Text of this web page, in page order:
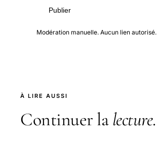
Publier
Modération manuelle. Aucun lien autorisé.
À LIRE AUSSI
Continuer la lecture.